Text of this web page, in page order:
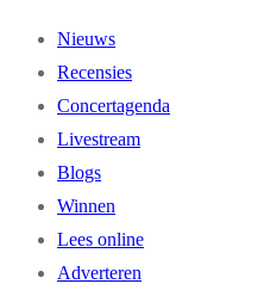
Nieuws
Recensies
Concertagenda
Livestream
Blogs
Winnen
Lees online
Adverteren